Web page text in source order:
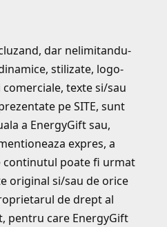
dar nelimitandu-
stilizate, logo-
texte si/sau
pe SITE, sunt
a EnergyGift sau,
expres, a
continutul poate fi urmat
original si/sau de orice
de drept al
pentru care EnergyGift